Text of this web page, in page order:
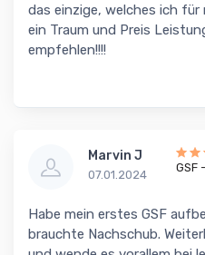
das einzige, welches ich
ein Traum und Preis
empfehlen!!!!
Marvin J
07.01.2024
GSF
Habe mein erstes GSF
brauchte Nachschub.